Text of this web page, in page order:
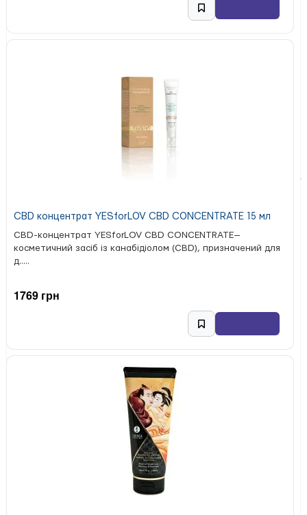
CBD концентрат YESforLOV CBD CONCENTRATE 15 мл
CBD-концентрат YESforLOV CBD CONCENTRATE—
косметичний засіб із канабідіолом (CBD), призначений для
д.....
1769 грн